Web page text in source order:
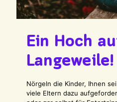
Ein Hoch
Langeweile!
Nörgeln die Kinder, Ihnen
viele Eltern dazu